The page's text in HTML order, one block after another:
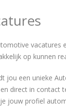
vacatures
op kunnen
jou een unieke
direct in contact
jouw profiel